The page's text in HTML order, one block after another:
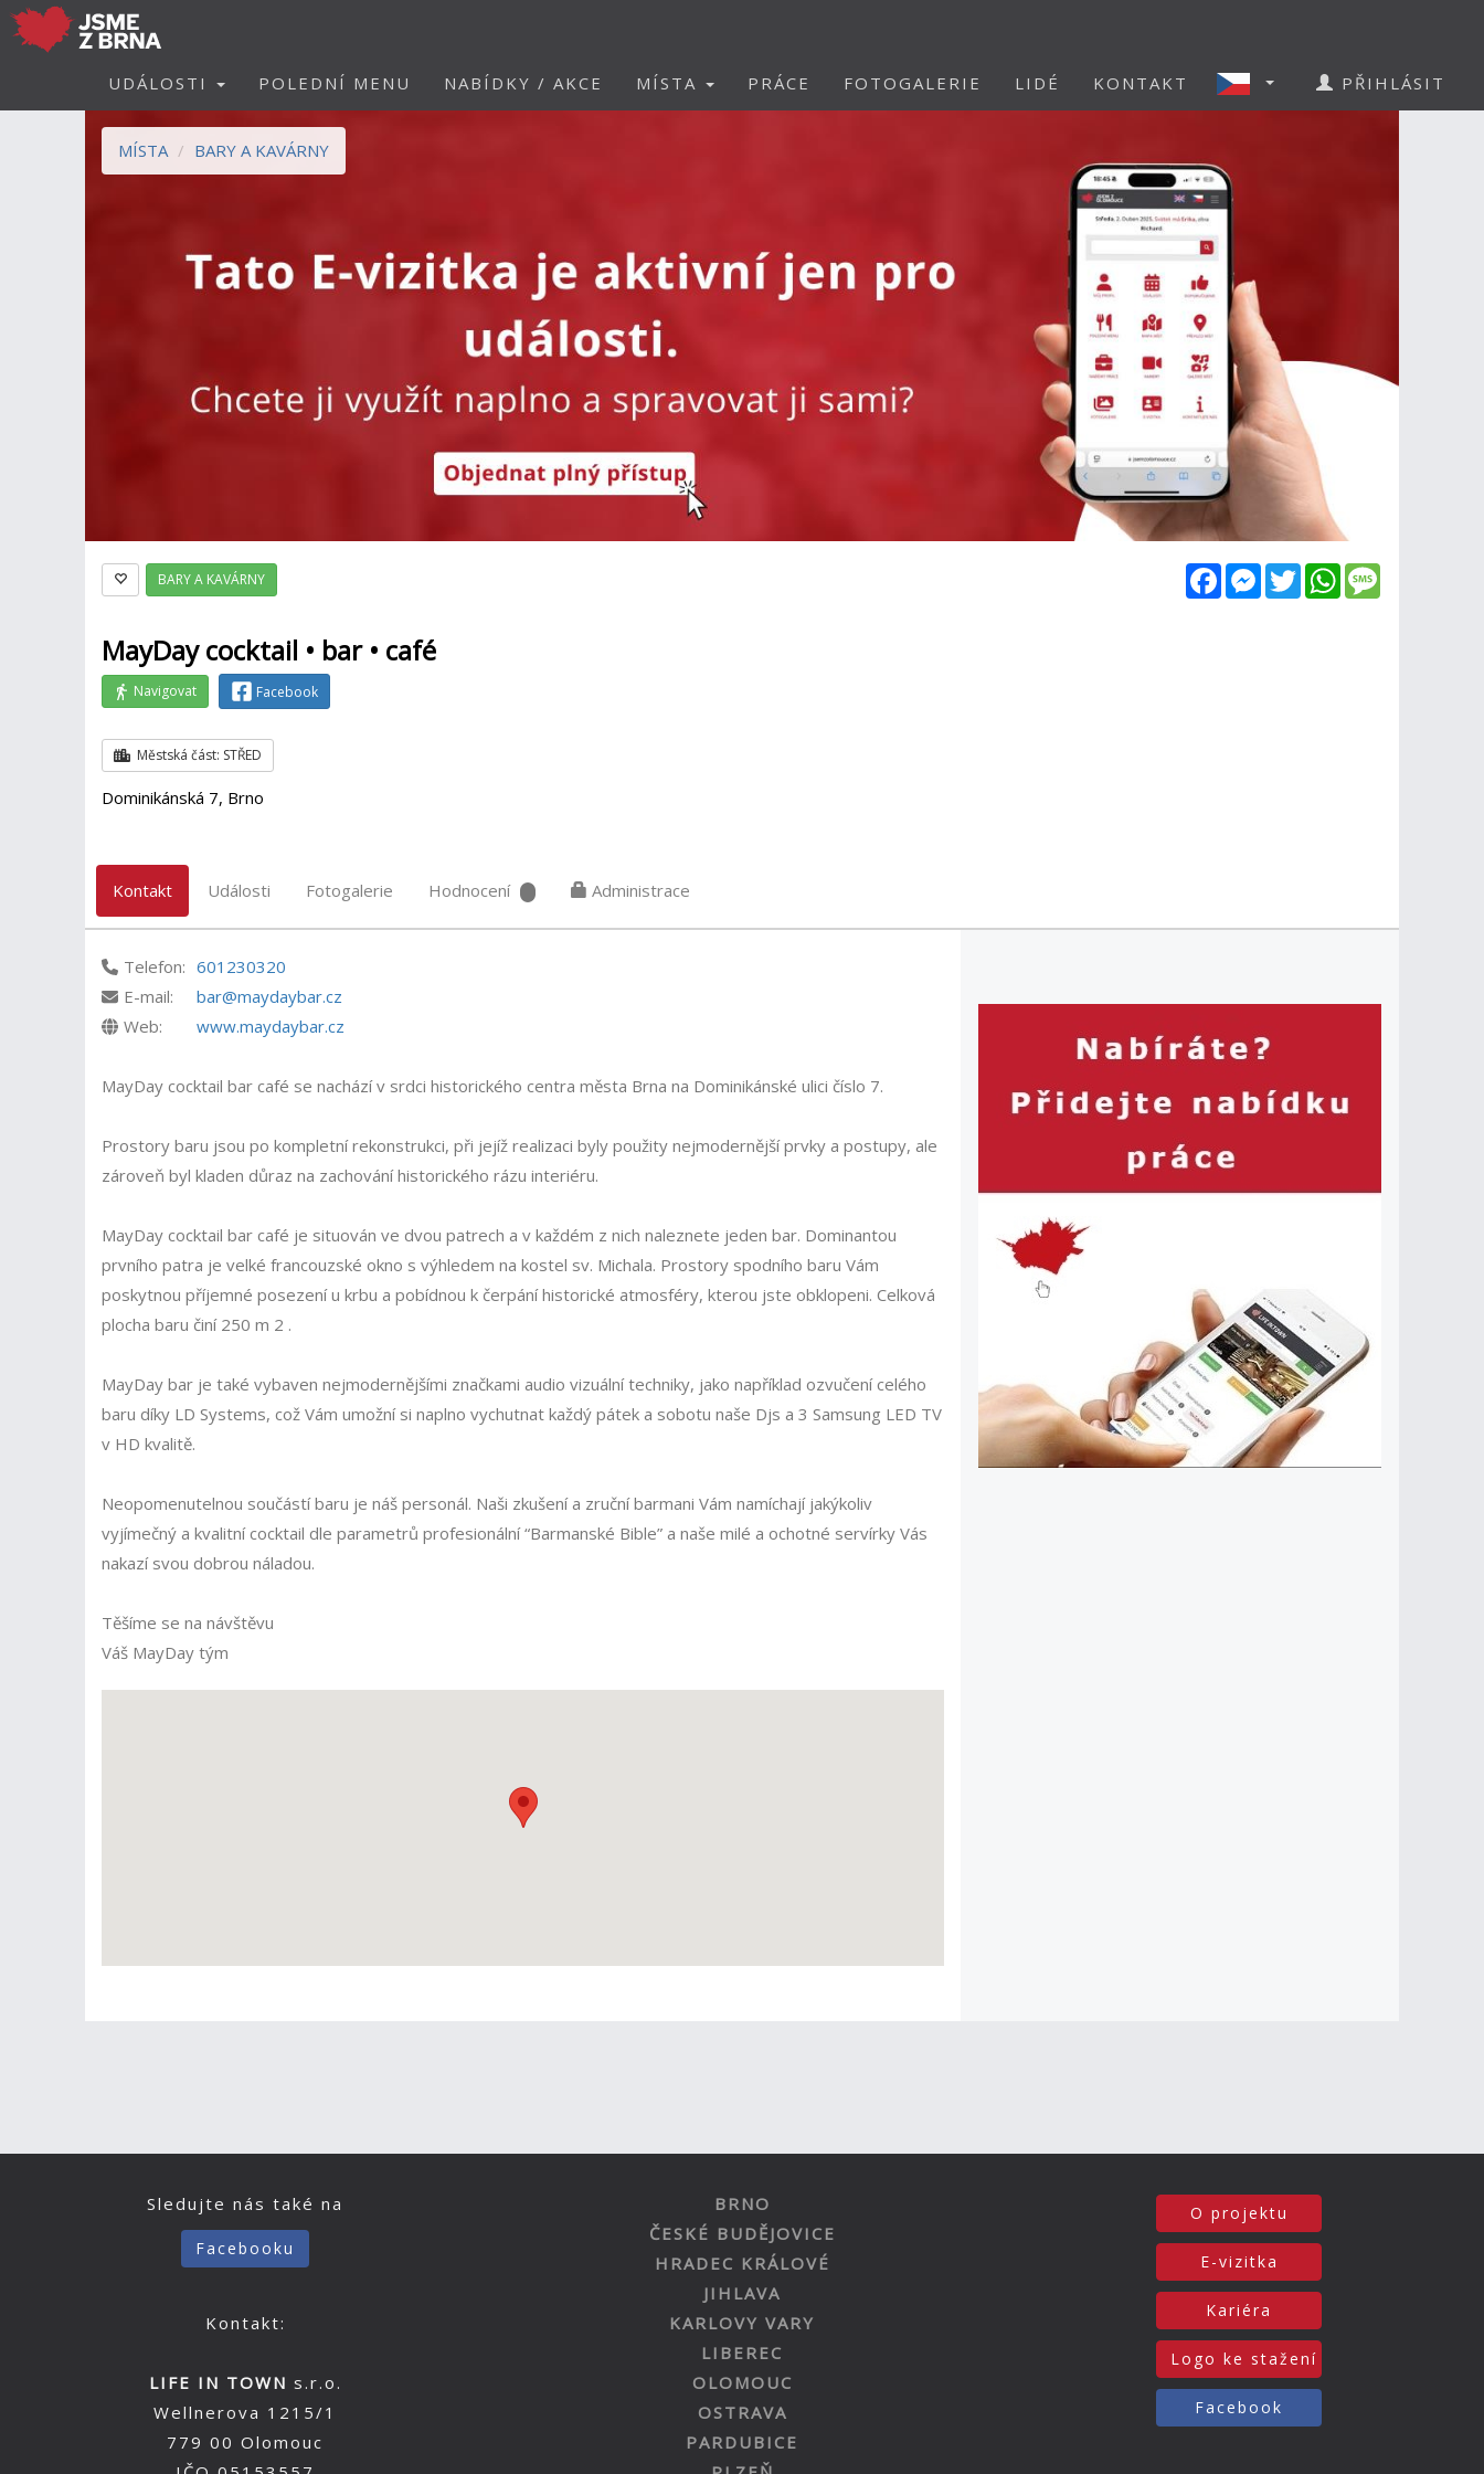
UDÁLOSTI POLEDNÍ MENU NABÍDKY / AKCE MÍSTA PRÁCE FOTOGALERIE LIDÉ KONTAKT PŘIHLÁSIT
MÍSTA BARY A KAVÁRNY
FacebookMessenger
TwitterWhatsApp
BARY A KAVÁRNY
MayDay cocktail • bar • café
Navigovat Facebook
Městská část: STŘED
Dominikánská 7, Brno
Kontakt Události Fotogalerie Hodnocení Administrace
Telefon: 601230320
E-mail:
bar@maydaybar.cz
Web:
www.maydaybar.cz
MayDay cocktail bar café se nachází v srdci historického centra města Brna na Dominikánské ulici číslo 7.
Prostory baru jsou po kompletní rekonstrukci, při jejíž realizaci byly použity nejmodernější prvky a postupy, ale
zároveň byl kladen důraz na zachování historického rázu interiéru.
MayDay cocktail bar café je situován ve dvou patrech a v každém z nich naleznete jeden bar. Dominantou
prvního patra je velké francouzské okno s výhledem na kostel sv. Michala. Prostory spodního baru Vám
poskytnou příjemné posezení u krbu a pobídnou k čerpání historické atmosféry, kterou jste obklopeni. Celková
plocha baru činí 250 m 2 .
MayDay bar je také vybaven nejmodernějšími značkami audio vizuální techniky, jako například ozvučení celého
baru díky LD Systems, což Vám umožní si naplno vychutnat každý pátek a sobotu naše Djs a 3 Samsung LED TV
v HD kvalitě.
Neopomenutelnou součástí baru je náš personál. Naši zkušení a zruční barmani Vám namíchají jakýkoliv
vyjímečný a kvalitní cocktail dle parametrů profesionální “Barmanské Bible” a naše milé a ochotné servírky Vás
nakazí svou dobrou náladou.
Těšíme se na návštěvu
Váš MayDay tým
Sledujte nás také na
Facebooku
Kontakt:
LIFE IN TOWN s.r.o.
Wellnerova 1215/1
779 00 Olomouc
BRNO
ČESKÉ BUDĚJOVICE
HRADEC KRÁLOVÉ
JIHLAVA
KARLOVY VARY
LIBEREC
OLOMOUC
OSTRAVA
PARDUBICE
O projektu
E-vizitka
Kariéra
Logo ke stažení
Facebook